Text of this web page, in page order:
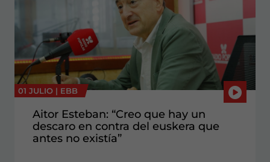
01 JULIO | EBB
Aitor Esteban: “Creo que hay un
descaro en contra del euskera que
antes no existía”